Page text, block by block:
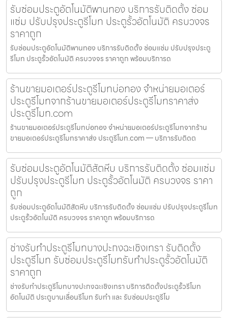
รับซ่อมประตูอัตโนมัติพานทอง บริการรับติดตั้ง ซ่อม
แซ่ม ปรับปรุงประตูรีโมท ประตูรั้วอัตโนมัติ ครบวงจร
ราคาถูก
รับซ่อมประตูอัตโนมัติพานทอง บริการรับติดตั้ง ซ่อมแซ่ม ปรับปรุงประตู
รีโมท ประตูรั้วอัตโนมัติ ครบวงจร ราคาถูก พร้อมบริการด
ร้านขายมอเตอร์ประตูรีโมทบ่อทอง จำหน่ายมอเตอร์
ประตูรีโมทจากร้านขายมอเตอร์ประตูรีโมทราคาส่ง
ประตูรีโมท.com
ร้านขายมอเตอร์ประตูรีโมทบ่อทอง จำหน่ายมอเตอร์ประตูรีโมทจากร้าน
ขายมอเตอร์ประตูรีโมทราคาส่ง ประตูรีโมท.com — บริการรับติดต
รับซ่อมประตูอัตโนมัติสัตหีบ บริการรับติดตั้ง ซ่อมแซ่ม
ปรับปรุงประตูรีโมท ประตูรั้วอัตโนมัติ ครบวงจร ราคา
ถูก
รับซ่อมประตูอัตโนมัติสัตหีบ บริการรับติดตั้ง ซ่อมแซ่ม ปรับปรุงประตูรีโมท
ประตูรั้วอัตโนมัติ ครบวงจร ราคาถูก พร้อมบริการด
ช่างรับทำประตูรีโมทบางปะกงฉะเชิงเทรา รับติดตั้ง
ประตูรีโมท รับซ่อมประตูรีโมทรับทำประตูรั้วอัตโนมัติ
ราคาถูก
ช่างรับทำประตูรีโมทบางปะกงฉะเชิงเทรา บริการติดตั้งประตูรั้วรีโมท
อัตโนมัติ ประตูบานเลื่อนรีโมท รับทำ และ รับซ่อมประตูรีโม